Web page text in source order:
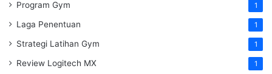
Program Gym 1
Laga Penentuan 1
Strategi Latihan Gym 1
Review Logitech MX 1